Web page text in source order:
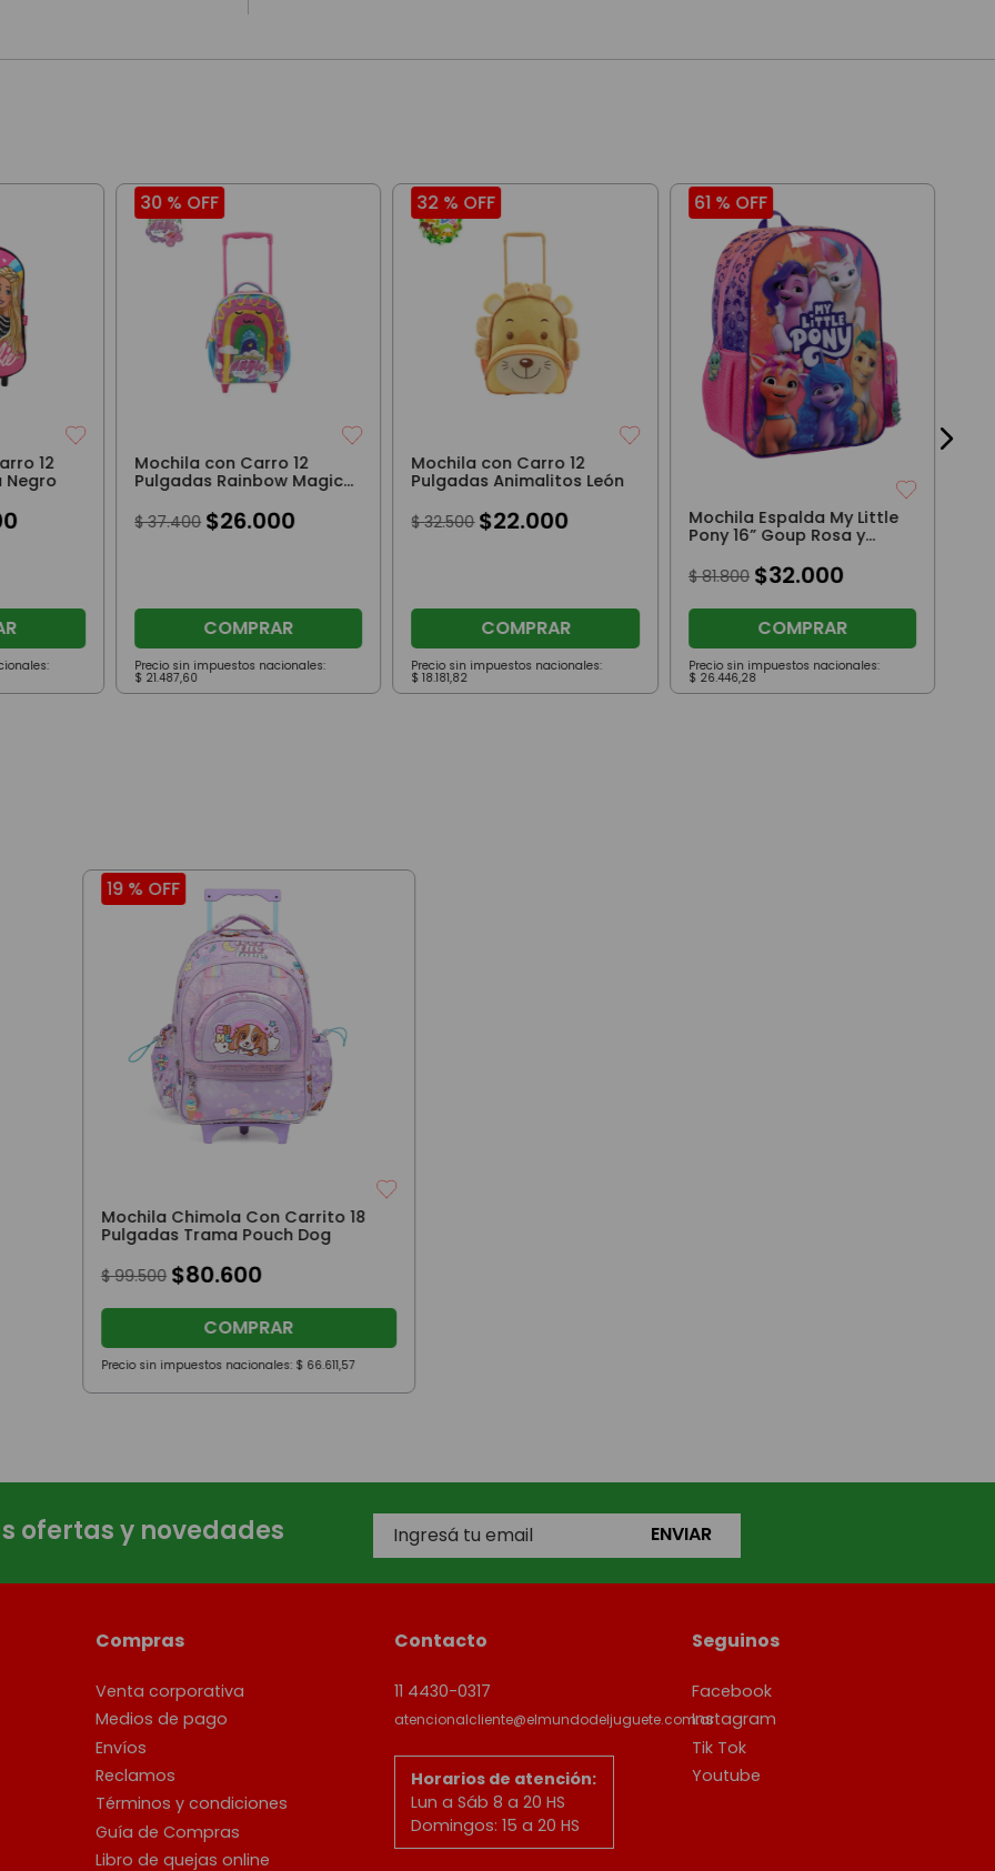
12
Negro
30 % OFF
Mochila con Carro 12
Pulgadas Rainbow Magic
$ 37.400 $26.000
COMPRAR
Precio sin impuestos nacionales:
$ 21.487,60
32 % OFF
Mochila con Carro 12
Pulgadas Animalitos León
$ 32.500 $22.000
COMPRAR
Precio sin impuestos nacionales:
$ 18.181,82
61 % OFF
Mochila Espalda My Little
Pony 16” Goup Rosa y
$ 81.800 $32.000
COMPRAR
Precio sin impuestos nacionales:
$ 26.446,28
19 %OFF
Mochila Chimola Con Carrito 18
Pulgadas Trama Pouch Dog
$ 99.500 $80.600
COMPRAR
Precio sin impuestos nacionales: $ 66.611,57
ofertas y novedades ENVIAR
Compras
Venta corporativa
Medios de pago
Envíos
Reclamos
Términos y condiciones
Guía de Compras
Libro de quejas online
Contacto
11 4430-0317
atencionalcliente@elmundodeljuguete.com.ar
Horarios de atención:
Lun a Sáb 8 a 20 HS
Domingos: 15 a 20 HS
Seguinos
Facebook
Instagram
Tik Tok
Youtube